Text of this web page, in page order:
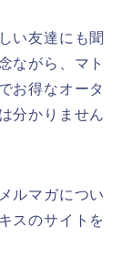
い友達にも聞
ながら、マト
お得なオータ
分かりません
ルマガについ
スのサイトを